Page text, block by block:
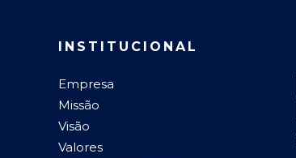
INSTITUCIONAL
Empresa
Missão
Visão
Valores